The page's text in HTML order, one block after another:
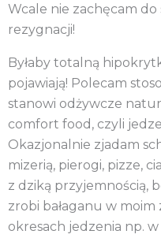
Wcale nie zachęcam do
rezygnacji!
Byłaby totalną
pojawiają! Polecam
stanowi odżywcze
comfort food, czyli
Okazjonalnie zjadam
mizerią, pierogi, pizze,
z dziką przyjemnością,
zrobi bałaganu w
okresach jedzenia np.